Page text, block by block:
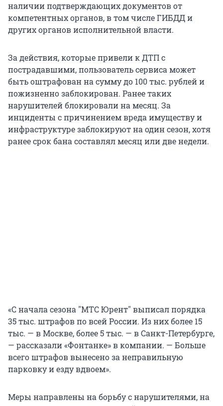
наличии подтверждающих документов от
компетентных органов, в том числе ГИБДД и
других органов исполнительной власти.
За действия, которые привели к ДТП с
пострадавшими, пользователь сервиса может
быть оштрафован на сумму до 100 тыс. рублей и
пожизненно заблокирован. Ранее таких
нарушителей блокировали на месяц. За
инциденты с причинением вреда имуществу и
инфраструктуре заблокируют на один сезон, хотя
ранее срок бана составлял месяц или две недели.
«С начала сезона "МТС Юрент" выписал порядка
35 тыс. штрафов по всей России. Из них более 15
тыс. — в Москве, более 5 тыс. — в Санкт-Петербурге,
— рассказали «Фонтанке» в компании. — Больше
всего штрафов вынесено за неправильную
парковку и езду вдвоем».
Меры направлены на борьбу с нарушителями, на